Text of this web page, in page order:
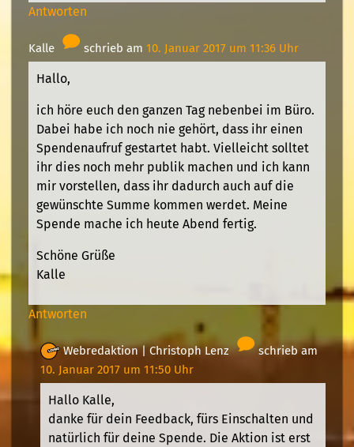
Antworten
Kalle schrieb am 10. Januar 2017 um 11:36 Uhr
Hallo,
ich höre euch den ganzen Tag nebenbei im Büro.
Dabei habe ich noch nie gehört, dass ihr einen
Spendenaufruf gestartet habt. Vielleicht solltet
ihr dies noch mehr publik machen und ich kann
mir vorstellen, dass ihr dadurch auch auf die
gewünschte Summe kommen werdet. Meine
Spende mache ich heute Abend fertig.
Schöne Grüße
Kalle
Antworten
Webredaktion |Christoph Lenz
schrieb am
10. Januar 2017 um 11:50 Uhr
Hallo Kalle,
danke für dein Feedback, fürs Einschalten und
natürlich für deine Spende. Die Aktion ist erst